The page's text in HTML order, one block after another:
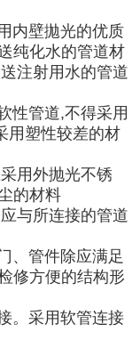
内壁拋光的优质
纯化水的管道材
注射用水的管道
性管道,不得采用
用塑性较差的材
用外抛光不锈
的材料
与所连接的管道
、管件除应满足
修方便的结构形
。采用软管连接